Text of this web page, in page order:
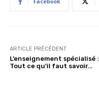
ARTICLE PRÉCÉDENT
L’enseignement spécialisé :
Tout ce qu’il faut savoir…